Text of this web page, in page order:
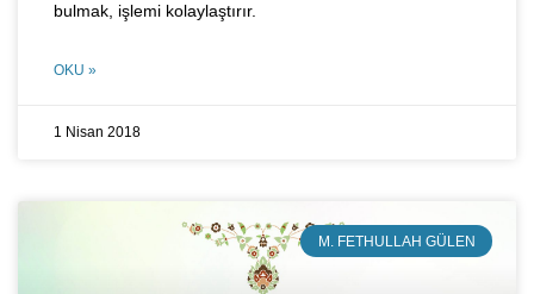
bulmak, işlemi kolaylaştırır.
OKU »
1 Nisan 2018
M. FETHULLAH GÜLEN